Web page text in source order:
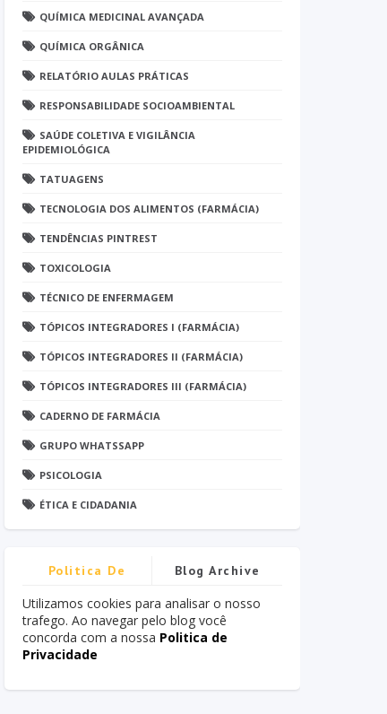
QUÍMICA MEDICINAL AVANÇADA
QUÍMICA ORGÂNICA
RELATÓRIO AULAS PRÁTICAS
RESPONSABILIDADE SOCIOAMBIENTAL
SAÚDE COLETIVA E VIGILÂNCIA
EPIDEMIOLÓGICA
TATUAGENS
TECNOLOGIA DOS ALIMENTOS (FARMÁCIA)
TENDÊNCIAS PINTREST
TOXICOLOGIA
TÉCNICO DE ENFERMAGEM
TÓPICOS INTEGRADORES I (FARMÁCIA)
TÓPICOS INTEGRADORES II (FARMÁCIA)
TÓPICOS INTEGRADORES III (FARMÁCIA)
CADERNO DE FARMÁCIA
GRUPO WHATSSAPP
PSICOLOGIA
ÉTICA E CIDADANIA
Politica De
Privacidade
Blog Archive
Utilizamos cookies para analisar o nosso
trafego. Ao navegar pelo blog você
concorda com a nossa Politica de
Privacidade